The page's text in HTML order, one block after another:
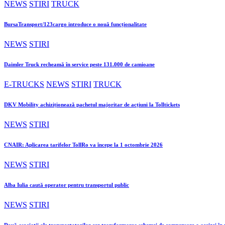
NEWS STIRI TRUCK
BursaTransport/123cargo introduce o nouă funcționalitate
NEWS STIRI
Daimler Truck recheamă în service peste 131.000 de camioane
E-TRUCKS NEWS STIRI TRUCK
DKV Mobility achiziționează pachetul majoritar de acțiuni la Tolltickets
NEWS STIRI
CNAIR: Aplicarea tarifelor TollRo va începe la 1 octombrie 2026
NEWS STIRI
Alba Iulia caută operator pentru transportul public
NEWS STIRI